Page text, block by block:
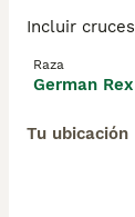
Incluir cruces
Raza
German Rex
Tu ubicación